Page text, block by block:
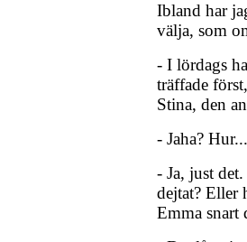
Ibland har
välja, som
- I lördags
träffade
Stina, den
- Jaha?
- Ja, just
dejtat? Eller
Emma snart